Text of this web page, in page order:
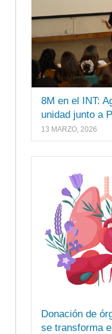
8M en el INT:
unidad junto a
13 MARZO, 2026
Donación de
se transforma